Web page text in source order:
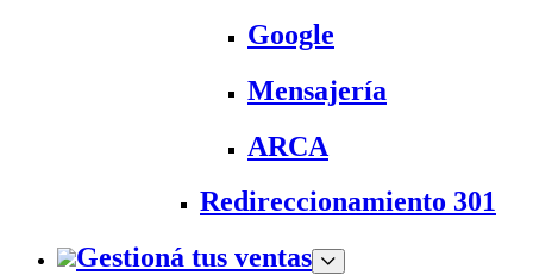
Google
Mensajería
ARCA
Redireccionamiento 301
Gestioná tus ventas